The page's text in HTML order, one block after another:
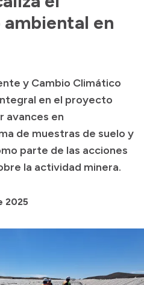
en
y Cambio Climático
en el proyecto
avances en
de muestras de suelo y
parte de las acciones
la actividad minera.
2025